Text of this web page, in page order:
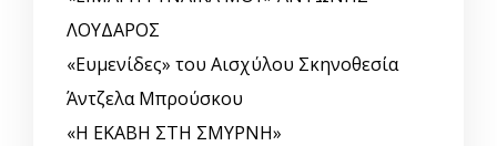
ΛΟΥΔΑΡΟΣ
«Ευμενίδες» του Αισχύλου Σκηνοθεσία
Άντζελα Μπρούσκου
«Η ΕΚΑΒΗ ΣΤΗ ΣΜΥΡΝΗ»